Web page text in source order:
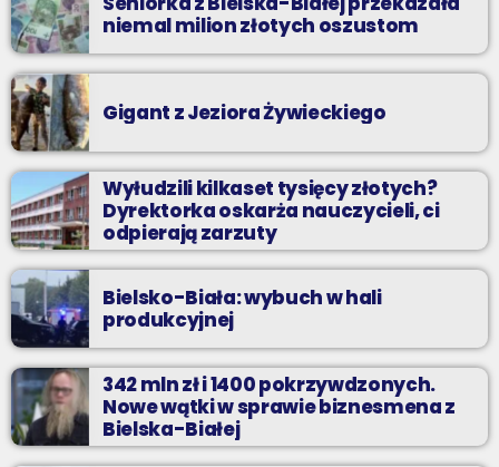
niemal milion złotych oszustom
Gigant z Jeziora Żywieckiego
Wyłudzili kilkaset tysięcy złotych?
Dyrektorka oskarża nauczycieli, ci
odpierają zarzuty
Bielsko-Biała: wybuch w hali
produkcyjnej
342 mln zł i 1400 pokrzywdzonych.
Nowe wątki w sprawie biznesmena z
Bielska-Białej